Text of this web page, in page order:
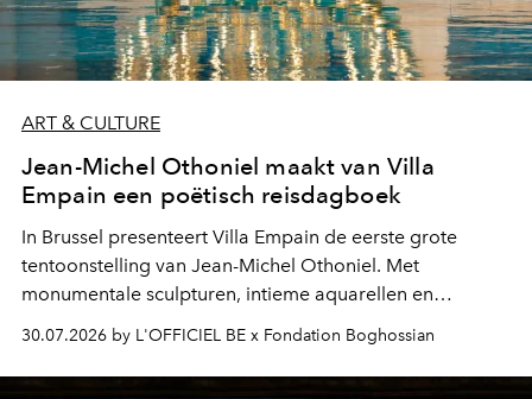
ART & CULTURE
Jean-Michel Othoniel maakt van Villa
Empain een poëtisch reisdagboek
In Brussel presenteert Villa Empain de eerste grote
tentoonstelling van Jean-Michel Othoniel. Met
monumentale sculpturen, intieme aquarellen en
fonkelend Murano-glas creëert de Franse kunstenaar
een emotionele reis waarin elk werk de herinnering
oproept aan een ontmoeting, een bestemming of een
30.07.2026 by L'OFFICIEL BE x Fondation Boghossian